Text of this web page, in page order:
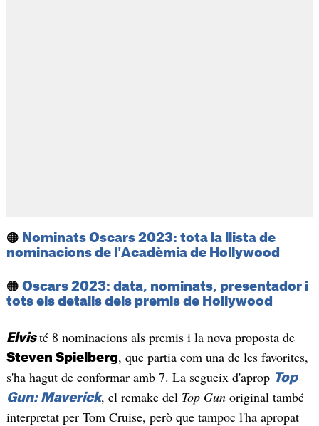
🟠 Nominats Oscars 2023: tota la llista de
nominacions de l'Acadèmia de Hollywood
🟠 Oscars 2023: data, nominats, presentador i
tots els detalls dels premis de Hollywood
Elvis té 8 nominacions als premis i la nova proposta de
Steven Spielberg, que partia com una de les favorites,
s'ha hagut de conformar amb 7. La segueix d'aprop Top
Gun: Maverick, el remake del Top Gun original també
interpretat per Tom Cruise, però que tampoc l'ha apropat